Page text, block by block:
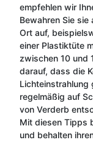
empfehlen wir
Bewahren Sie sie
Ort auf,
einer Plastiktüte
zwischen 10 und
darauf, dass die
Lichteinstrahlung
regelmäßig auf
von Verderb
Mit diesen Tipps
und behalten